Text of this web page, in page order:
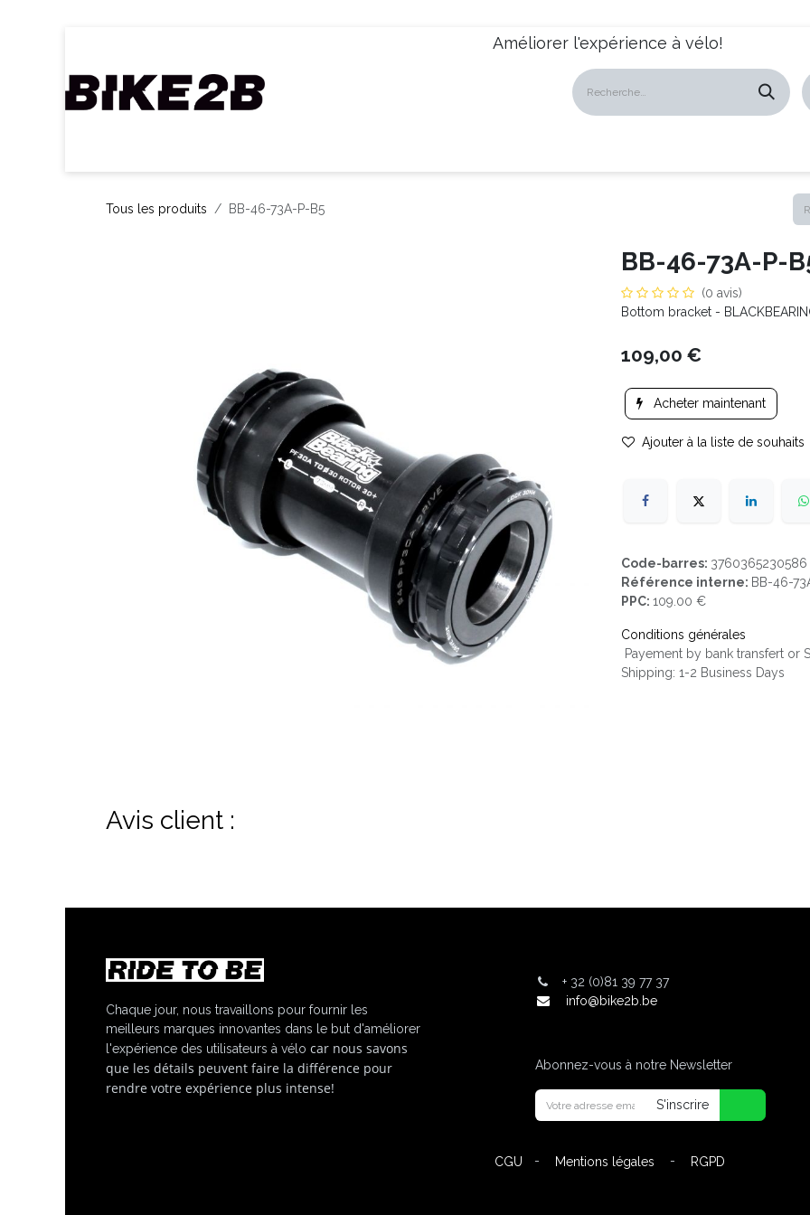
Améliorer l'expérience à vélo!
Tous les produits BB-46-73A-P-B5
BB-46-73A-P-
(0 avis)
Bottom bracket -
109,00 €
Acheter maintenant
Ajouter à la liste de souhaits
Code-barres: 3760365230586
Référence interne: BB-46-
PPC: 109.00 €
Conditions générales
Payement by bank transfert or
Shipping: 1-2 Business Days
Avis client :
Chaque jour, nous travaillons pour fournir les
meilleurs marques innovantes dans le but d'améliorer
l'expérience des utilisateurs à vélo car nous savons
que les détails peuvent faire la différence pour
rendre votre expérience plus intense!
+ 32 (0)81 39 77 37
info@bike2b.be
Abonnez-vous à notre Newsletter
S'inscrire
CGU - Mentions légales - RGPD